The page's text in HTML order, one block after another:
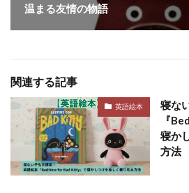
温まる友情の物語
関連する記事
英語絵本
寝な
『
寝か
方法